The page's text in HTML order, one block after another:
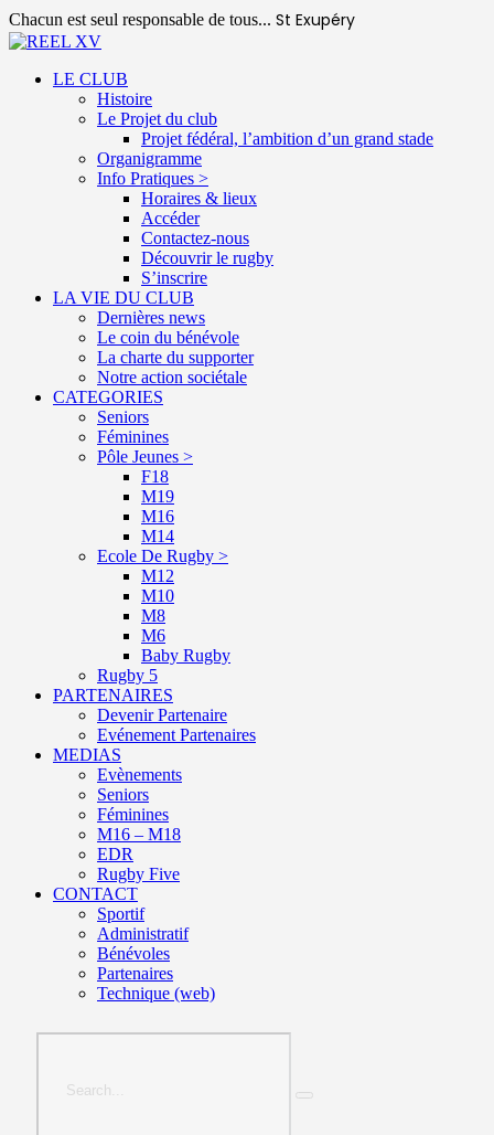
Chacun est seul responsable de tous... St Exupéry
LE CLUB
Histoire
Le Projet du club
Projet fédéral, l’ambition d’un grand stade
Organigramme
Info Pratiques >
Horaires & lieux
Accéder
Contactez-nous
Découvrir le rugby
S’inscrire
LA VIE DU CLUB
Dernières news
Le coin du bénévole
La charte du supporter
Notre action sociétale
CATEGORIES
Seniors
Féminines
Pôle Jeunes >
F18
M19
M16
M14
Ecole De Rugby >
M12
M10
M8
M6
Baby Rugby
Rugby 5
PARTENAIRES
Devenir Partenaire
Evénement Partenaires
MEDIAS
Evènements
Seniors
Féminines
M16 – M18
EDR
Rugby Five
CONTACT
Sportif
Administratif
Bénévoles
Partenaires
Technique (web)